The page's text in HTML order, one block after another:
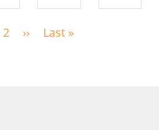
2 ›› Pàgina
Last »